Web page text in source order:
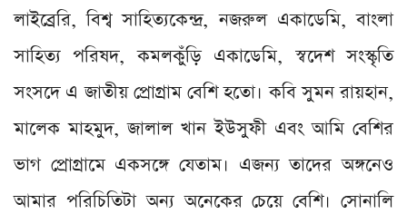
লাইব্রেরি, বিশ্ব সাহিত্যকেন্দ্র, নজরুল একাডেমি, বাংলা
সাহিত্য পরিষদ, কমলকুঁড়ি একাডেমি, স্বদেশ সংস্কৃতি
সংসদে এ জাতীয় প্রোগ্রাম বেশি হতো। কবি সুমন রায়হান,
মালেক মাহমুদ, জালাল খান ইউসুফী এবং আমি বেশির
ভাগ প্রোগ্রামে একসঙ্গে যেতাম। এজন্য তাদের অঙ্গনেও
আমার পরিচিতিটা অন্য অনেকের চেয়ে বেশি। সোনালি